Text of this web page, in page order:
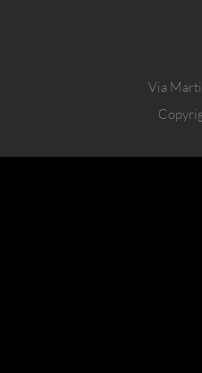
Via